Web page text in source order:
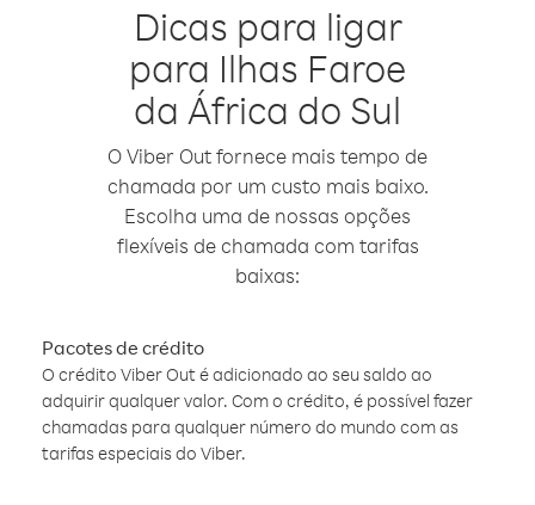
Dicas para ligar
para Ilhas Faroe
da África do Sul
O Viber Out fornece mais tempo de
chamada por um custo mais baixo.
Escolha uma de nossas opções
flexíveis de chamada com tarifas
baixas:
Pacotes de crédito
O crédito Viber Out é adicionado ao seu saldo ao
adquirir qualquer valor. Com o crédito, é possível fazer
chamadas para qualquer número do mundo com as
tarifas especiais do Viber.